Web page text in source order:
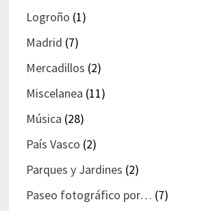
Logroño (1)
Madrid (7)
Mercadillos (2)
Miscelanea (11)
Música (28)
País Vasco (2)
Parques y Jardines (2)
Paseo fotográfico por… (7)